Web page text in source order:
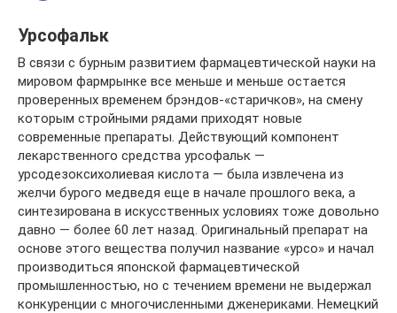
Урсофальк
В связи с бурным развитием фармацевтической науки на
мировом фармрынке все меньше и меньше остается
проверенных временем брэндов-«старичков», на смену
которым стройными рядами приходят новые
современные препараты. Действующий компонент
лекарственного средства урсофальк —
урсодезоксихолиевая кислота — была извлечена из
желчи бурого медведя еще в начале прошлого века, а
синтезирована в искусственных условиях тоже довольно
давно — более 60 лет назад. Оригинальный препарат на
основе этого вещества получил название «урсо» и начал
производиться японской фармацевтической
промышленностью, но с течением времени не выдержал
конкуренции с многочисленными дженериками. Немецкий